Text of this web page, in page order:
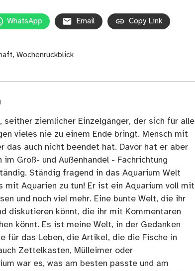
WhatsApp Email Copy Link
, Wochenrückblick
seither ziemlicher Einzelgänger, der sich für alle
vieles nie zu einem Ende bringt. Mensch mit
das auch nicht beendet hat. Davor hat er aber
Groß- und Außenhandel - Fachrichtung
Ständig fragend in das Aquarium Welt
mit Aquarien zu tun! Er ist ein Aquarium voll mit
und noch viel mehr. Eine bunte Welt, die ihr
diskutieren könnt, die ihr mit Kommentaren
könnt. Es ist meine Welt, in der Gedanken
für das Leben, die Artikel, die die Fische in
Zettelkasten, Mülleimer oder
war es, was am besten passte und am